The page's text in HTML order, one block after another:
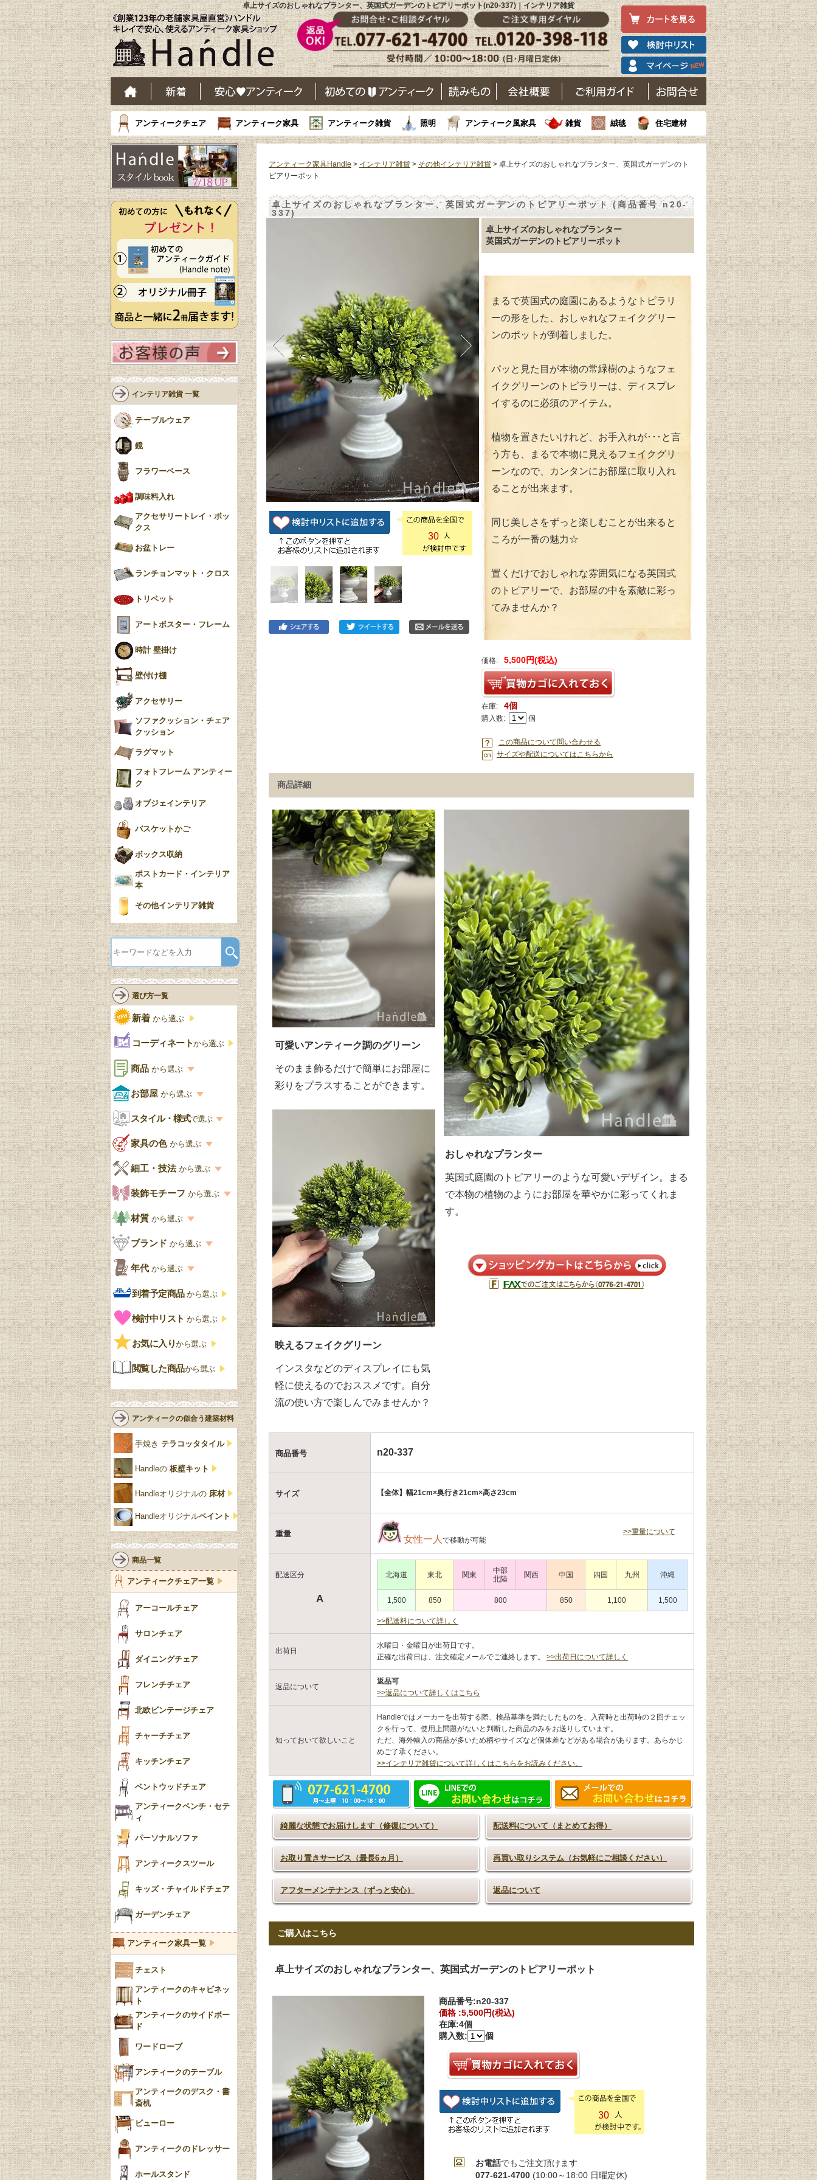
卓上サイズのおしゃれなプランター、英国式ガーデンのトピアリーポット(n20-337)｜インテリア雑貨
アンティークチェア アンティーク家具 アンティーク雑貨 照明 アンティーク風家具 雑貨 絨毯 住宅建材
アンティーク家具Handle > インテリア雑貨 > その他インテリア雑貨 > 卓上サイズのおしゃれなプランター、英国式ガーデンのト
ピアリーポット
卓上サイズのおしゃれなプランター、英国式ガーデンのトピアリーポット (商品番号 n20-
337)
30
卓上サイズのおしゃれなプランター
英国式ガーデンのトピアリーポット
まるで英国式の庭園にあるようなトピラリ
ーの形をした、おしゃれなフェイクグリー
ンのポットが到着しました。
パッと見た目が本物の常緑樹のようなフェ
イクグリーンのトピラリーは、ディスプレ
イするのに必須のアイテム。
植物を置きたいけれど、お手入れが･･･と言
う方も、まるで本物に見えるフェイクグリ
ーンなので、カンタンにお部屋に取り入れ
ることが出来ます。
同じ美しさをずっと楽しむことが出来ると
ころが一番の魅力☆
置くだけでおしゃれな雰囲気になる英国式
のトピアリーで、お部屋の中を素敵に彩っ
てみませんか？
価格: 5,500円(税込)
在庫: 4個
購入数: 個
この商品について問い合わせる
サイズや配送についてはこちらから
商品詳細
可愛いアンティーク調のグリーン
そのまま飾るだけで簡単にお部屋に
彩りをプラスすることができます。
映えるフェイクグリーン
インスタなどのディスプレイにも気
軽に使えるのでおススメです。自分
流の使い方で楽しんでみませんか？
おしゃれなプランター
英国式庭園のトピアリーのような可愛いデザイン。まる
で本物の植物のようにお部屋を華やかに彩ってくれま
す。
商品番号 n20-337
サイズ 【全体】幅21cm×奥行き21cm×高さ23cm
重量
女性一人 で移動が可能
>>重量について
配送区分
A
北海道 東北 関東
中部
北陸
関西 中国 四国 九州 沖縄
1,500 850 800 850 1,100 1,500
>>配送料について詳しく
出荷日
水曜日・金曜日が出荷日です。
正確な出荷日は、注文確定メールでご連絡します。 >>出荷日について詳しく
返品について
返品可
>>返品について詳しくはこちら
知っておいて欲しいこと
Handleではメーカーを出荷する際、検品基準を満たしたものを、入荷時と出荷時の２回チェッ
クを行って、使用上問題がないと判断した商品のみをお送りしています。
ただ、海外輸入の商品が多いため柄やサイズなど個体差などがある場合があります。あらかじ
めご了承ください。
>>インテリア雑貨について詳しくはこちらをお読みください。
綺麗な状態でお届けします（修復について）
お取り置きサービス（最長6ヵ月）
アフターメンテナンス（ずっと安心）
配送料について（まとめてお得）
再買い取りシステム（お気軽にご相談ください）
返品について
ご購入はこちら
卓上サイズのおしゃれなプランター、英国式ガーデンのトピアリーポット
商品番号:n20-337
価格 :5,500円(税込)
在庫:4個
購入数:
個
30
お電話でもご注文頂けます
077-621-4700 (10:00～18:00 日曜定休)
インテリア雑貨 一覧
テーブルウェア
鏡
フラワーベース
調味料入れ
アクセサリートレイ・ボッ
クス
お盆トレー
ランチョンマット・クロス
トリベット
アートポスター・フレーム
時計 壁掛け
壁付け棚
アクセサリー
ソファクッション・チェア
クッション
ラグマット
フォトフレーム アンティー
ク
オブジェインテリア
バスケットかご
ボックス収納
ポストカード・インテリア
本
その他インテリア雑貨
選び方一覧
新着 から選ぶ
コーディネートから選ぶ
商品 から選ぶ
商品一覧を見る
収納家具
書棚
デスクおしゃれ
食器棚おしゃれ
木製ワゴン
ェア
洋服タンス
チェストおしゃれ
クローゼット
鏡台
花台
仏壇おしゃれ
靴箱収納
スリッパ収納
壁掛け家具
パーテーション・間
仕切り
ガーデンファニチャ
ー
ミラー
花瓶おしゃれ
陶器の人形
キャンドルホルダー
お部屋 から選ぶ
お部屋から選ぶ一覧
リビング
キッチン・ダイニング
スタイル・様式で選ぶ
スタイル一覧
英国アンティーク
英国クラシック
式
エリザベス様式
ジャコビアン
ロココ様式
ミッドセンチュリー
アールデコ
家具の色から選ぶ
家具の色一覧
カスタード色
アップルパイ色
白・ホワイト
黒・ブラック
細工・技法 から選ぶ
細工・技法の一覧
象嵌・マーケットリー
寄木・パーケットリー
装飾モチーフ から選ぶ
模様の一覧
ペディメント
コーニス
グ
ストラップワーク
雷文
ビーディング
リネンフォールド
ルネット
アカンサス
パイクラスト
脚のモチーフ一覧
ターニングレッグ
バルボスレッグ
ボビンターニング
ツイスト
トライポッド
バラスター
陶磁器の模様一覧
イマリ（IMARI）
ブルー＆ホワイト
ブルーウィローパターン
Blue）
YUAN
チンツ
クリノリン
材質 から選ぶ
材質の一覧
オーク材
マホガニー
ローズウッド材
サテンウッド材
ブランド から選ぶ
ブランド一覧
Handleオリジナル
ウィリアムモリス
ロイドルーム
コントワールドファミー
ユ
ジェニファーテイラー
チェスターフィールド
リリパットレーン
アングルポイズ
ウォーカー＆ホール
年代 から選ぶ
年代別の一覧
アンティーク
ビンテージ
到着予定商品から選ぶ
検討中リスト から選ぶ
お気に入りから選ぶ
閲覧した商品から選ぶ
アンティークの似合う建築材料
手焼き テラコッタタイル
Handleの 板壁キット
Handleオリジナルの 床材
Handleオリジナルペイント
商品一覧
アンティークチェア一覧
アーコールチェア
サロンチェア
ダイニングチェア
フレンチチェア
北欧ビンテージチェア
チャーチチェア
キッチンチェア
ベントウッドチェア
アンティークベンチ・セテ
ィ
パーソナルソファ
アンティークスツール
キッズ・チャイルドチェア
ガーデンチェア
アンティーク家具一覧
チェスト
アンティークのキャビネッ
ト
アンティークのサイドボー
ド
ワードローブ
アンティークのテーブル
アンティークのデスク・書
斎机
ビューロー
アンティークのドレッサー
ホールスタンド